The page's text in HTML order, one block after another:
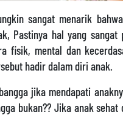
sangat menarik
Pastinya hal yang
fisik, mental dan
hadir dalam diri anak.
jika mendapati
bukan?? Jika anak